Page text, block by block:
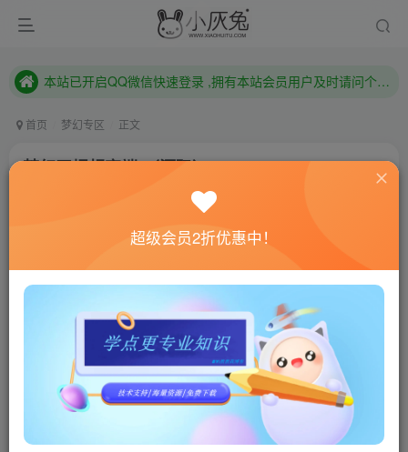
已注册用户及时绑定邮箱,防止忘记资料
已注册用户及时绑定邮箱,防止忘记资料
首页 梦幻专区 正文
梦幻田螺超变端-（源码）
联网教程： 内附教程
单机教程： 内附教程
不懂的话联系客服！！！
详情看图；
超级会员2折优惠中！